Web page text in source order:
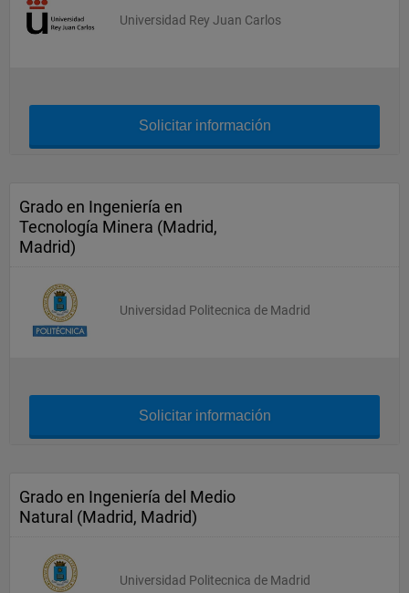
Universidad Rey Juan Carlos
Solicitar información
Grado en Ingeniería en
Tecnología Minera (Madrid,
Madrid)
Universidad Politecnica de Madrid
Solicitar información
Grado en Ingeniería del Medio
Natural (Madrid, Madrid)
Universidad Politecnica de Madrid